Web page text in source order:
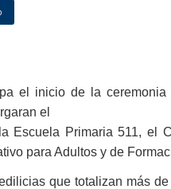
el inicio de la
el
Escuela Primaria 511, el
para Adultos y de
que totalizan más